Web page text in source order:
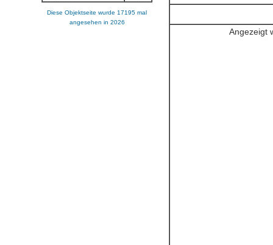
Diese Objektseite wurde 17195 mal
angesehen in 2026
Angezeigt